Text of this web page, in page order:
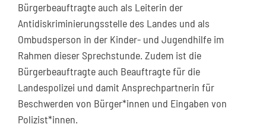
Bürgerbeauftragte auch als Leiterin der
Antidiskriminierungsstelle des Landes und als
Ombudsperson in der Kinder- und Jugendhilfe im
Rahmen dieser Sprechstunde. Zudem ist die
Bürgerbeauftragte auch Beauftragte für die
Landespolizei und damit Ansprechpartnerin für
Beschwerden von Bürger*innen und Eingaben von
Polizist*innen.